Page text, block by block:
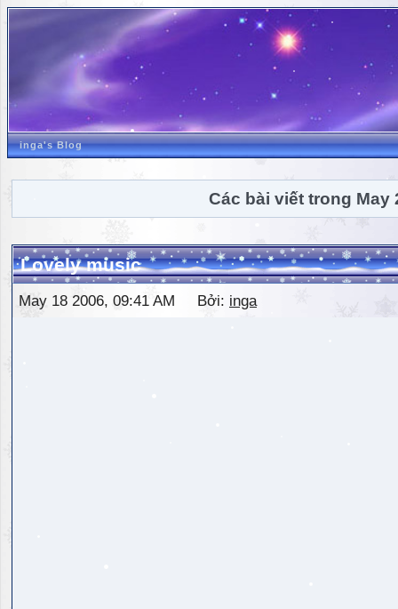
inga's Blog
Các bài viết trong May
Lovely music
May 18 2006, 09:41 AM Bởi: inga